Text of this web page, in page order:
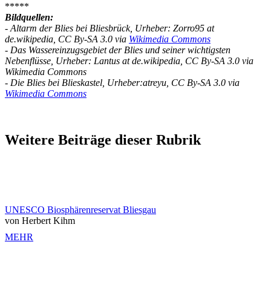
*****
Bildquellen:
- Altarm der Blies bei Bliesbrück, Urheber: Zorro95 at
de.wikipedia, CC By-SA 3.0 via Wikimedia Commons
- Das Wassereinzugsgebiet der Blies und seiner wichtigsten
Nebenflüsse, Urheber: Lantus at de.wikipedia, CC By-SA 3.0 via
Wikimedia Commons
- Die Blies bei Blieskastel, Urheber:atreyu, CC By-SA 3.0 via
Wikimedia Commons
Weitere Beiträge dieser Rubrik
UNESCO Biosphärenreservat Bliesgau
von Herbert Kihm
MEHR